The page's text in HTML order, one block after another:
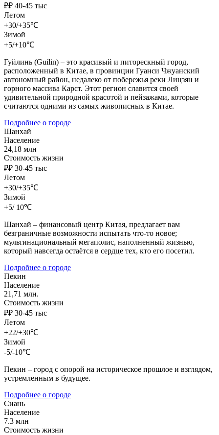
₽₽ 40-45 тыс
Летом
+30/+35℃
Зимой
+5/+10℃
Гуйлинь (Guilin) – это красивый и питорескный город,
расположенный в Китае, в провинции Гуанси Чжуанский
автономный район, недалеко от побережья реки Лицзян и
горного массива Карст. Этот регион славится своей
удивительной природной красотой и пейзажами, которые
считаются одними из самых живописных в Китае.
Подробнее о городе
Шанхай
Население
24,18 млн
Стоимость жизни
₽₽ 30-45 тыс
Летом
+30/+35℃
Зимой
+5/ 10℃
Шанхай – финансовый центр Китая, предлагает вам
безграничные возможности испытать что-то новое;
мультинациональный мегаполис, наполненный жизнью,
который навсегда остаётся в сердце тех, кто его посетил.
Подробнее о городе
Пекин
Население
21,71 млн.
Стоимость жизни
₽₽ 30-45 тыс
Летом
+22/+30℃
Зимой
-5/-10℃
Пекин – город с опорой на историческое прошлое и взглядом,
устремленным в будущее.
Подробнее о городе
Сиань
Население
7.3 млн
Стоимость жизни